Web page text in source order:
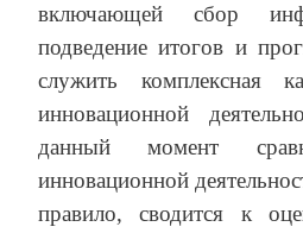
включающей сбор
подведение итогов и
служить комплексная
инновационной
данный момент
инновационной
правило, сводится к